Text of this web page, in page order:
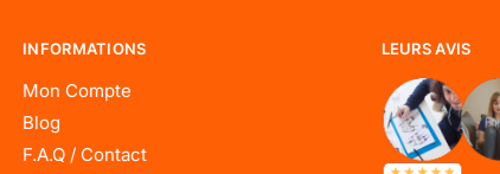
INFORMATIONS
Mon Compte
Blog
F.A.Q / Contact
LEURS AVIS